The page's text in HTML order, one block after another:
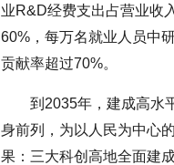
业R&D经费支出占营业收
60%，每万名就业人员中
贡献率超过70%。
到2035年，建成高水
身前列，为以人民为中心
果：三大科创高地全面建